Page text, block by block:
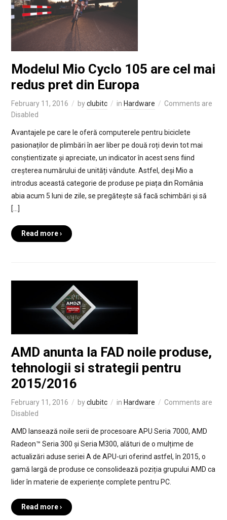
Modelul Mio Cyclo 105 are cel mai
redus pret din Europa
February 11, 2016 byclubitc in Hardware
Comments are
Disabled
Avantajele pe care le oferă computerele pentru biciclete
pasionaților de plimbări în aer liber pe două roți devin tot mai
conștientizate și apreciate, un indicator în acest sens fiind
creșterea numărului de unități vândute. Astfel, deși Mio a
introdus această categorie de produse pe piața din România
abia acum 5 luni de zile, se pregătește să facă schimbări și să
[…]
Read more ›
AMD anunta la FAD noile produse,
tehnologii si strategii pentru
2015/2016
February 11, 2016 byclubitc in Hardware
Comments are
Disabled
AMD lansează noile serii de procesoare APU Seria 7000, AMD
Radeon™ Seria 300 și Seria M300, alături de o mulțime de
actualizări aduse seriei A de APU-uri oferind astfel, în 2015, o
gamă largă de produse ce consolidează poziția grupului AMD ca
lider în materie de experiențe complete pentru PC.
Read more ›